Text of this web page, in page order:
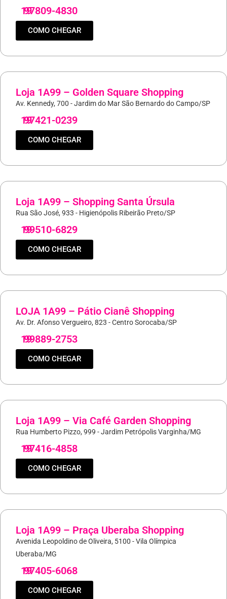
19
97809-4830
COMO CHEGAR
Loja 1A99 – Golden Square Shopping
Av. Kennedy, 700 - Jardim do Mar São Bernardo do Campo/SP
19
97421-0239
COMO CHEGAR
Loja 1A99 – Shopping Santa Úrsula
Rua São José, 933 - Higienópolis Ribeirão Preto/SP
19
99510-6829
COMO CHEGAR
LOJA 1A99 – Pátio Cianê Shopping
Av. Dr. Afonso Vergueiro, 823 - Centro Sorocaba/SP
19
99889-2753
COMO CHEGAR
Loja 1A99 – Via Café Garden Shopping
Rua Humberto Pizzo, 999 - Jardim Petrópolis Varginha/MG
19
97416-4858
COMO CHEGAR
Loja 1A99 – Praça Uberaba Shopping
Avenida Leopoldino de Oliveira, 5100 - Vila Olímpica
Uberaba/MG
19
97405-6068
COMO CHEGAR